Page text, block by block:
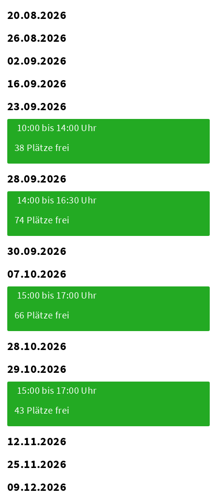
20.08.2026
26.08.2026
02.09.2026
16.09.2026
23.09.2026
10:00 bis 14:00 Uhr
38 Plätze frei
28.09.2026
14:00 bis 16:30 Uhr
74 Plätze frei
30.09.2026
07.10.2026
15:00 bis 17:00 Uhr
66 Plätze frei
28.10.2026
29.10.2026
15:00 bis 17:00 Uhr
43 Plätze frei
12.11.2026
25.11.2026
09.12.2026